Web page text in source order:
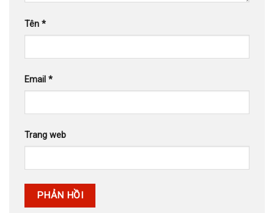
Tên *
Email *
Trang web